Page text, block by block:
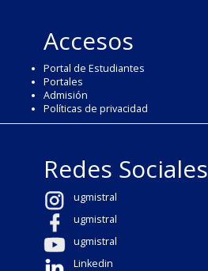
Accesos
Portal de Estudiantes
Portales
Admisión
Políticas de privacidad
Redes Sociales
ugmistral
ugmistral
ugmistral
Linkedin